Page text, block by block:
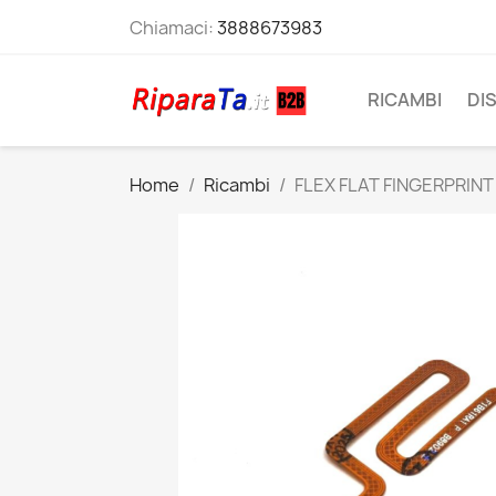
Chiamaci:3888673983
RICAMBI
Home Ricambi FLEX FLAT